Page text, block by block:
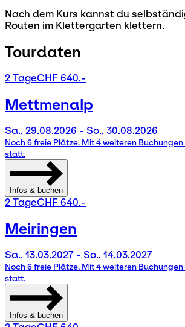
Nach dem Kurs kannst du
Routen im Klettergarten klettern.
Tourdaten
2 TageCHF 640.-
Mettmenalp
Sa., 29.08.2026 - So., 30.08.2026
Noch 6 freie Plätze. Mit 4 weiteren
statt.
Infos & buchen
2 TageCHF 640.-
Meiringen
Sa., 13.03.2027 - So., 14.03.2027
Noch 6 freie Plätze. Mit 4 weiteren
statt.
Infos & buchen